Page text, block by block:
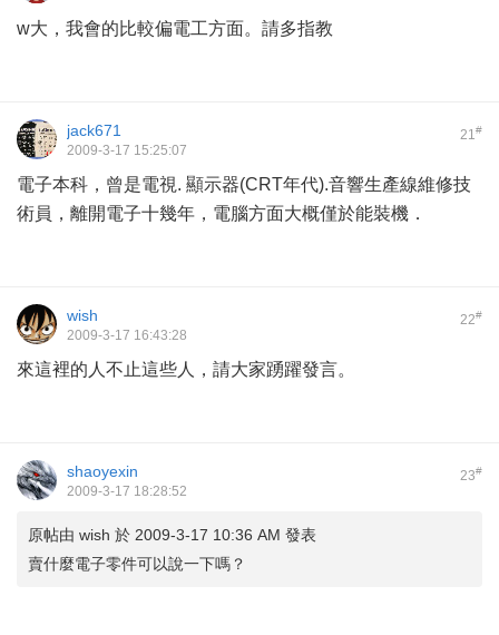
w大，我會的比較偏電工方面。請多指教
21#
jack671
2009-3-17 15:25:07
電子本科，曾是電視. 顯示器(CRT年代).音響生產線維修技
術員，離開電子十幾年，電腦方面大概僅於能裝機．
22#
wish
2009-3-17 16:43:28
來這裡的人不止這些人，請大家踴躍發言。
23#
shaoyexin
2009-3-17 18:28:52
原帖由 wish 於 2009-3-17 10:36 AM 發表
賣什麼電子零件可以說一下嗎？